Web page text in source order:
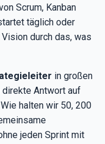
Scrum, Kanban
täglich oder
durch das, was
in großen
direkte Antwort auf
halten wir 50, 200
jeden Sprint mit